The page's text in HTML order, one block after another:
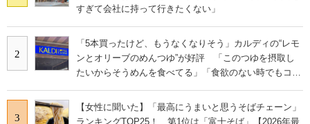
すぎて会社に持って行きたくない」
2
「5本買ったけど、もうなくなりそう」カルディの“レモ
ンとオリーブのめんつゆ”が好評 「このつゆを摂取し
たいからそうめんを食べてる」「食欲のない時でもコレ
3
【女性に聞いた】「最高にうまいと思うそばチェーン」
ランキングTOP25！ 第1位は「富士そば」【2026年最